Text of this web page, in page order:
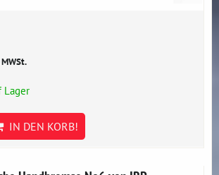
Lager
IN DEN KORB!